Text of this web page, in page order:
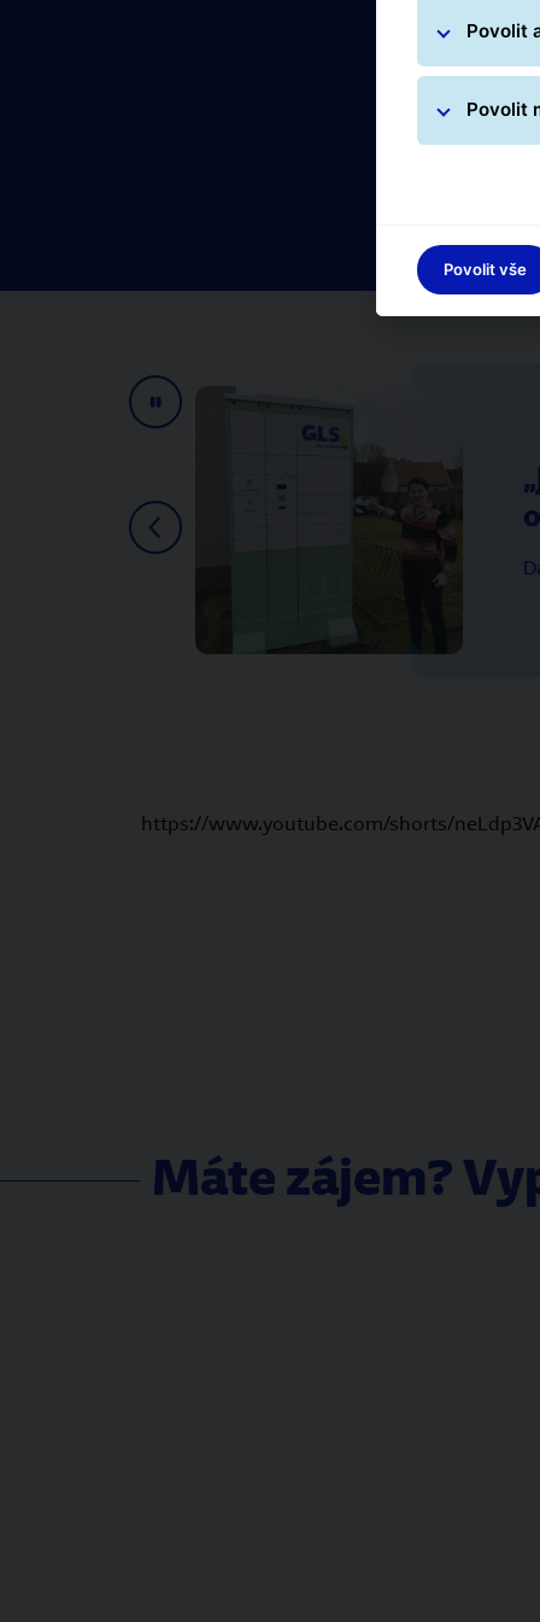
https://www.youtube.com/shorts/
Máte zájem?
Povolit
Povolit
Povolit vše